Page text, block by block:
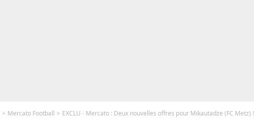
Mercato Football EXCLU - Mercato : Deux nouvelles offres pour Mikautadze (FC Metz) !